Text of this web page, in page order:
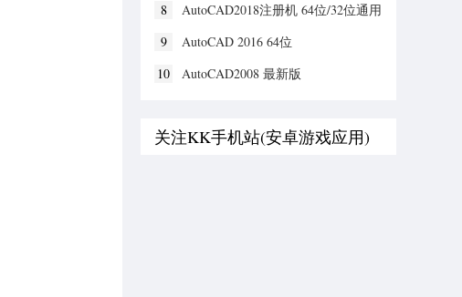
8
AutoCAD2018注册机 64位/32位通用
9
AutoCAD 2016 64位
10
AutoCAD2008 最新版
关注KK手机站(安卓游戏应用)